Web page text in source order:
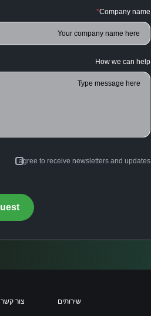
Company name
*
How we can help
I agree to receive newsletters and updates
שירותים צור קשר